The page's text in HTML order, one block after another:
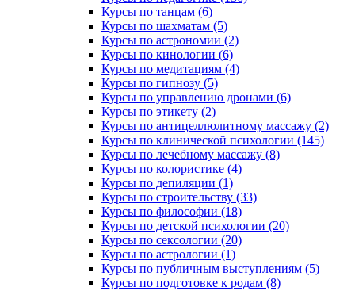
Курсы по танцам (6)
Курсы по шахматам (5)
Курсы по астрономии (2)
Курсы по кинологии (6)
Курсы по медитациям (4)
Курсы по гипнозу (5)
Курсы по управлению дронами (6)
Курсы по этикету (2)
Курсы по антицеллюлитному массажу (2)
Курсы по клинической психологии (145)
Курсы по лечебному массажу (8)
Курсы по колористике (4)
Курсы по депиляции (1)
Курсы по строительству (33)
Курсы по философии (18)
Курсы по детской психологии (20)
Курсы по сексологии (20)
Курсы по астрологии (1)
Курсы по публичным выступлениям (5)
Курсы по подготовке к родам (8)